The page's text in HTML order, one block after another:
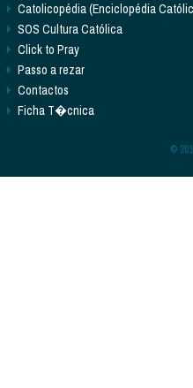
Catolicopédia (Enciclopédia
SOS Cultura Católica
Click to Pray
Passo a rezar
Contactos
Ficha T�cnica
©